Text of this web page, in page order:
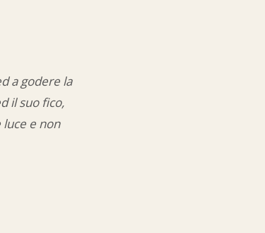
a godere la
il suo fico,
luce e non